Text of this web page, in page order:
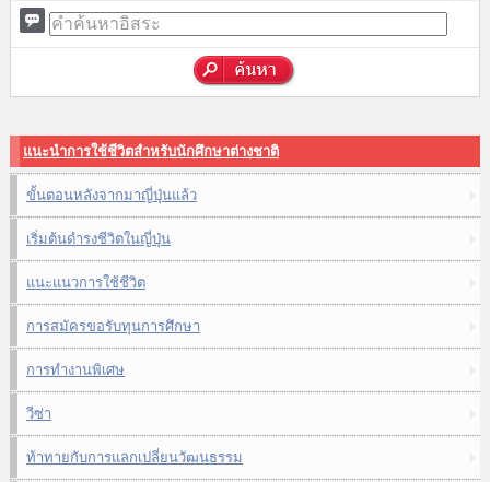
แนะนำการใช้ชีวิตสำหรับนักศึกษาต่างชาติ
ขั้นตอนหลังจากมาญี่ปุ่นแล้ว
เริ่มต้นดำรงชีวิตในญี่ปุ่น
แนะแนวการใช้ชีวิต
การสมัครขอรับทุนการศึกษา
การทำงานพิเศษ
วีซ่า
ท้าทายกับการแลกเปลี่ยนวัฒนธรรม